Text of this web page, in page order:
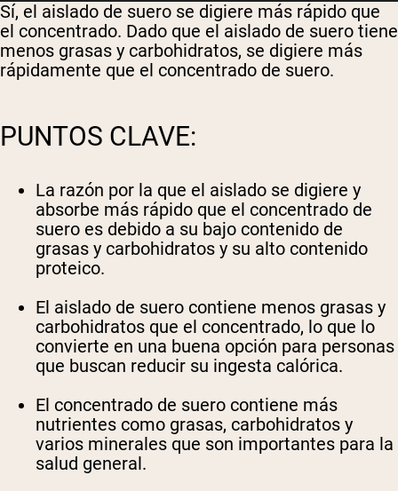
Sí, el aislado de suero se digiere más rápido que
el concentrado. Dado que el aislado de suero tiene
menos grasas y carbohidratos, se digiere más
rápidamente que el concentrado de suero.
PUNTOS CLAVE:
La razón por la que el aislado se digiere y
absorbe más rápido que el concentrado de
suero es debido a su bajo contenido de
grasas y carbohidratos y su alto contenido
proteico.
El aislado de suero contiene menos grasas y
carbohidratos que el concentrado, lo que lo
convierte en una buena opción para personas
que buscan reducir su ingesta calórica.
El concentrado de suero contiene más
nutrientes como grasas, carbohidratos y
varios minerales que son importantes para la
salud general.